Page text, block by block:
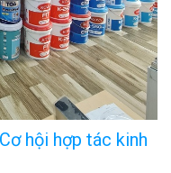
hội hợp tác kinh